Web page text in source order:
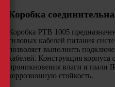
Коробка
Коробка РТВ 1005
силовых кабелей питания
позволяет выполнить
кабелей. Конструкция корпуса
проникновения влаги и пыли
коррозионную стойкость.